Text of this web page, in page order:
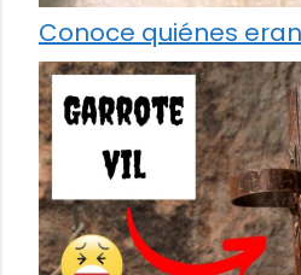
Conoce quiénes